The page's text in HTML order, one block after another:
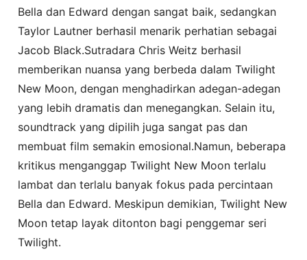
Bella dan Edward dengan sangat baik, sedangkan
Taylor Lautner berhasil menarik perhatian sebagai
Jacob Black.Sutradara Chris Weitz berhasil
memberikan nuansa yang berbeda dalam Twilight
New Moon, dengan menghadirkan adegan-adegan
yang lebih dramatis dan menegangkan. Selain itu,
soundtrack yang dipilih juga sangat pas dan
membuat film semakin emosional.Namun, beberapa
kritikus menganggap Twilight New Moon terlalu
lambat dan terlalu banyak fokus pada percintaan
Bella dan Edward. Meskipun demikian, Twilight New
Moon tetap layak ditonton bagi penggemar seri
Twilight.